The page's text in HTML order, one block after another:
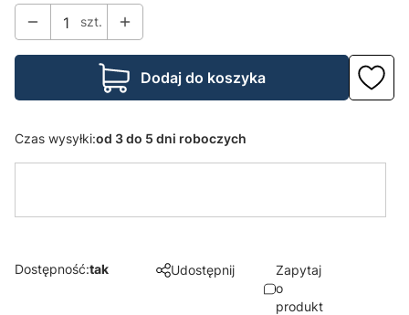
szt.
Dodaj do koszyka
Czas wysyłki:od 3 do 5 dni roboczych
Dostępność:tak Udostępnij
Zapytaj
o
produkt